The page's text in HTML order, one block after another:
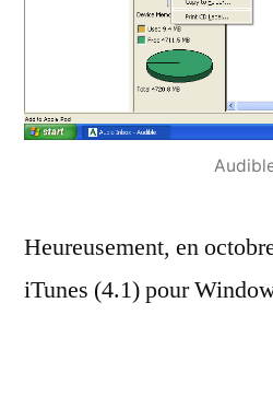
Heureusement, en
iTunes (4.1) pour